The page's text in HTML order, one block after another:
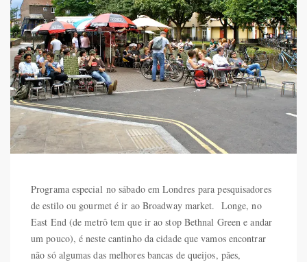
Programa especial no sábado em Londres para pesquisadores
de estilo ou gourmet é ir ao Broadway market. Longe, no
East End (de metrô tem que ir ao stop Bethnal Green e andar
um pouco), é neste cantinho da cidade que vamos encontrar
não só algumas das melhores bancas de queijos, pães,